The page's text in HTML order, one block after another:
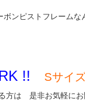
ンピストフレームな
!! Sサイ
は 是非お気軽にお